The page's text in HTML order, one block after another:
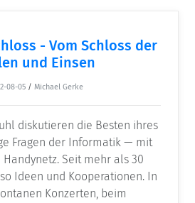
- Vom Schloss der
und Einsen
08-05 / Michael Gerke
diskutieren die Besten ihres
Fragen der Informatik — mit
Seit mehr als 30
Ideen und Kooperationen. In
Konzerten, beim